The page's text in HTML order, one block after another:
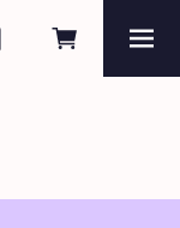
Online
Agenda